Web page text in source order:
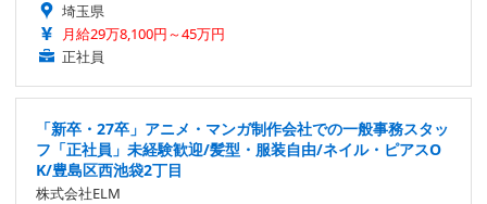
埼玉県
月給29万8,100円～45万円
正社員
「新卒・27卒」アニメ・マンガ制作会社での一般事務スタッ
フ「正社員」未経験歓迎/髪型・服装自由/ネイル・ピアスO
K/豊島区西池袋2丁目
株式会社ELM